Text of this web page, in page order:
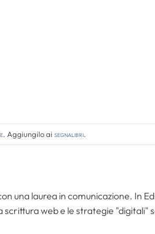
. Aggiungilo ai segnalibri.
una laurea in comunicazione. In
web e le strategie "digitali"